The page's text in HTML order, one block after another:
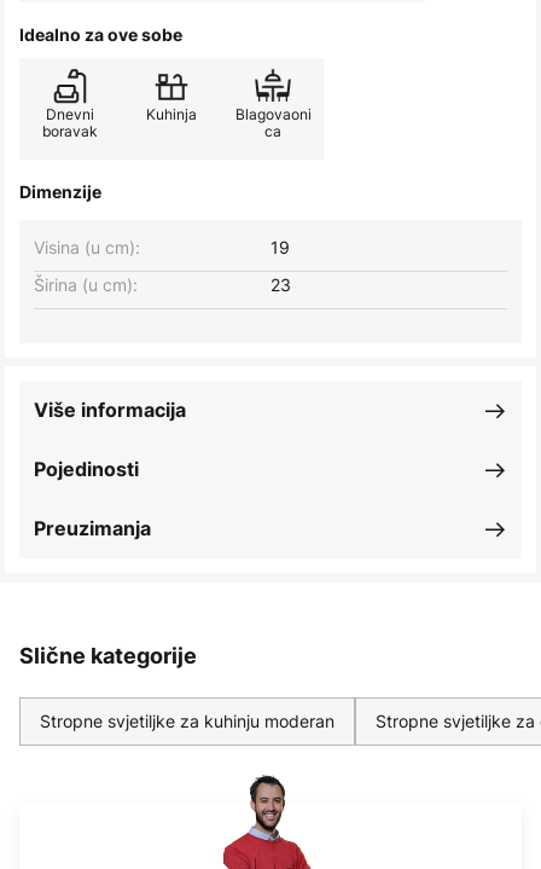
Idealno za ove sobe
Dnevni
boravak
Kuhinja
Blagovaoni
ca
Dimenzije
Širina (u cm): 23
Visina (u cm): 19
Pojedinosti
Više informacija
Preuzimanja
Slične kategorije
Stropne svjetiljke za kuhinju moderan Stropne svjetiljke